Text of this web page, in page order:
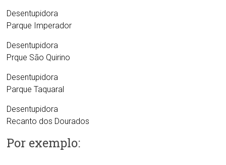
Desentupidora
Parque Imperador
Desentupidora
Prque São Quirino
Desentupidora
Parque Taquaral
Desentupidora
Recanto dos Dourados
Por exemplo: